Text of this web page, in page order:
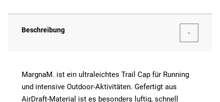
Beschreibung
MargnaM. ist ein ultraleichtes Trail Cap für Running
und intensive Outdoor-Aktivitäten. Gefertigt aus
AirDraft-Material ist es besonders luftig, schnell